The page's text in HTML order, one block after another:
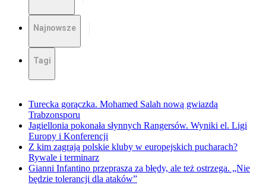
Najnowsze
Tagi
Turecka gorączka. Mohamed Salah nową gwiazdą
Trabzonsporu
Jagiellonia pokonała słynnych Rangersów. Wyniki el. Ligi
Europy i Konferencji
Z kim zagrają polskie kluby w europejskich pucharach?
Rywale i terminarz
Gianni Infantino przeprasza za błędy, ale też ostrzega. „Nie
będzie tolerancji dla ataków”